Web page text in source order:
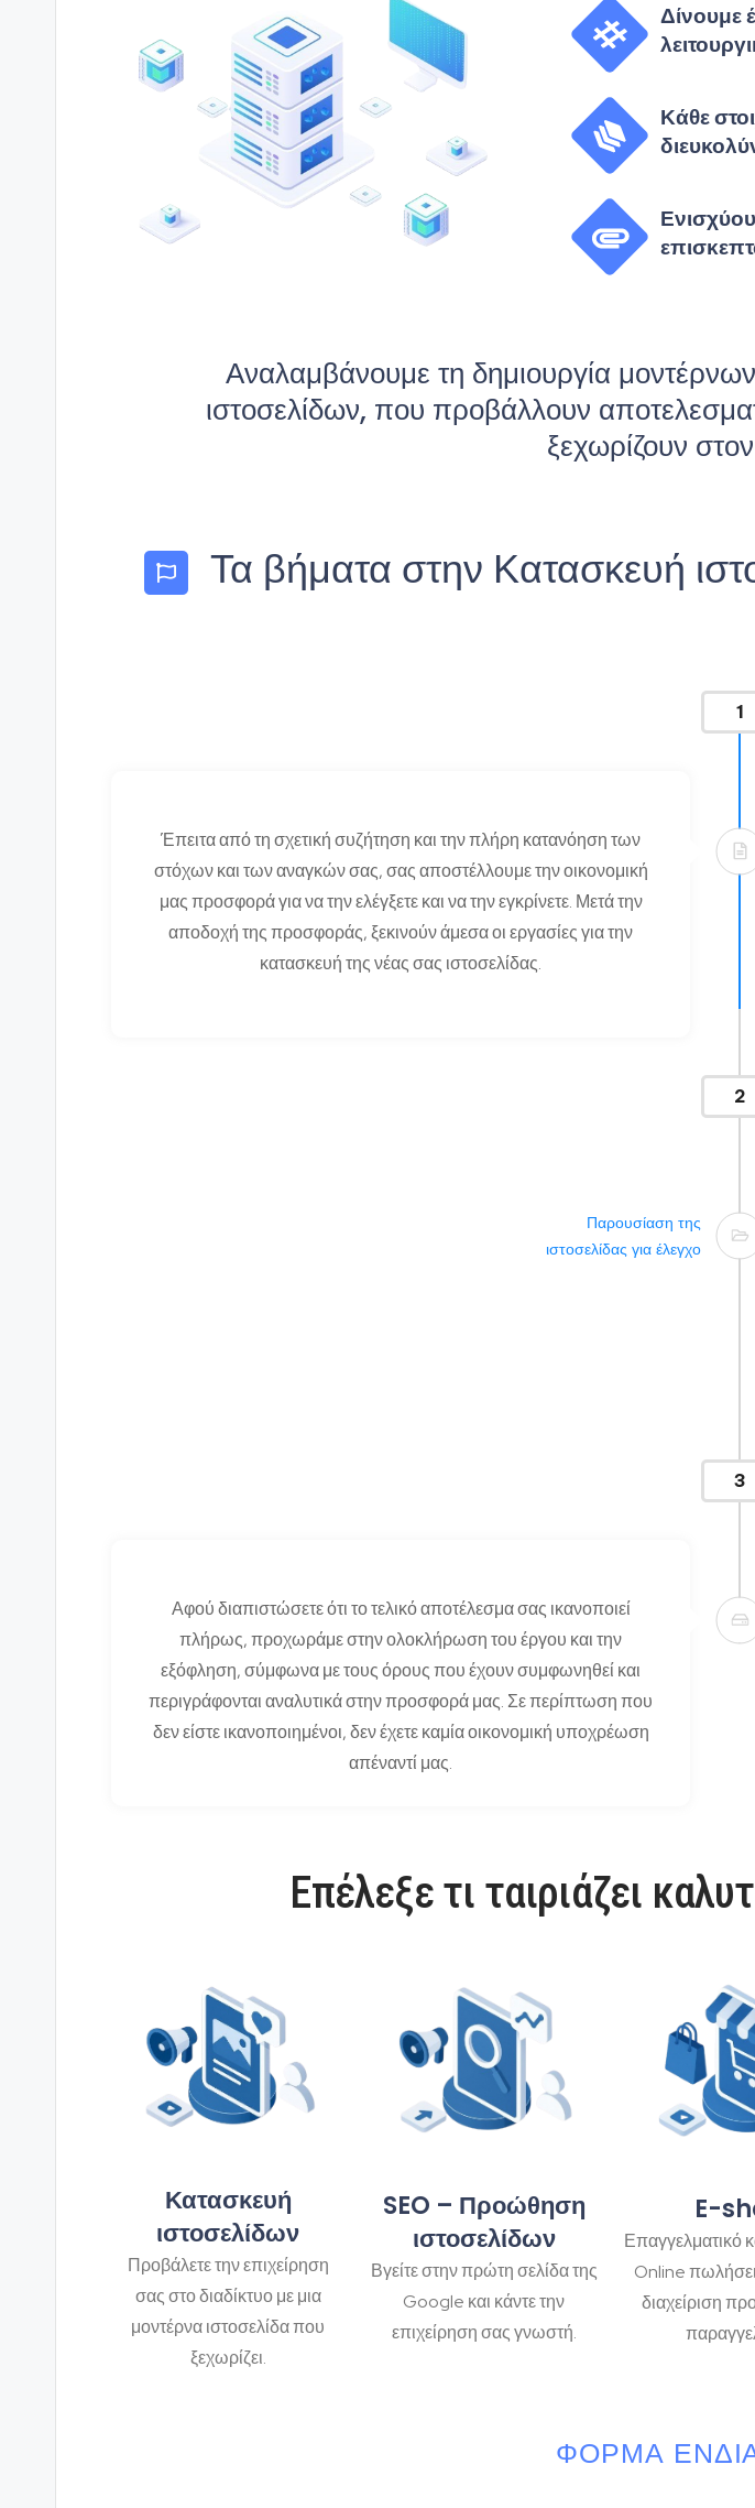
Δίνουμε
Κάθε
Αναλαμβάνουμε τη δημιουργία
ιστοσελίδων, που προβάλλουν
ξεχωρίζουν
Τα βήματα στην Κατασκευή
1
Έπειτα από τη σχετική συζήτηση και την πλήρη κατανόηση των
στόχων και των αναγκών σας, σας αποστέλλουμε την οικονομική
μας προσφορά για να την ελέγξετε και να την εγκρίνετε. Μετά την
αποδοχή της προσφοράς, ξεκινούν άμεσα οι εργασίες για την
κατασκευή της νέας σας ιστοσελίδας.
2
Παρουσίαση της
ιστοσελίδας για έλεγχο
3
Αφού διαπιστώσετε ότι το τελικό αποτέλεσμα σας ικανοποιεί
πλήρως, προχωράμε στην ολοκλήρωση του έργου και την
εξόφληση, σύμφωνα με τους όρους που έχουν συμφωνηθεί και
περιγράφονται αναλυτικά στην προσφορά μας. Σε περίπτωση που
δεν είστε ικανοποιημένοι, δεν έχετε καμία οικονομική υποχρέωση
απέναντί μας.
Επέλεξε τι ταιριάζει
Κατασκευή
ιστοσελίδων
Προβάλετε την επιχείρηση
σας στο διαδίκτυο με μια
μοντέρνα ιστοσελίδα που
ξεχωρίζει.
SEO – Προώθηση
ιστοσελίδων
Βγείτε στην πρώτη σελίδα της
Google και κάντε την
επιχείρηση σας γνωστή.
E-
Επαγγελματικό
Online
διαχείριση
ΦΌΡΜΑ